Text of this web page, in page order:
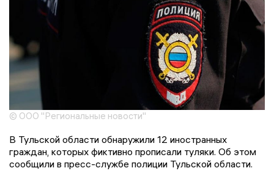
© ООО "Региональные новости"
В Тульской области обнаружили 12 иностранных
граждан, которых фиктивно прописали туляки. Об этом
сообщили в пресс-службе полиции Тульской области.